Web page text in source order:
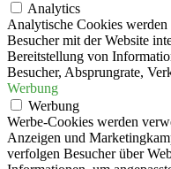
Analytics
Analytische Cookies
Besucher mit der Website
Bereitstellung von
Besucher, Absprungrate,
Werbung
Werbung
Werbe-Cookies werden
Anzeigen und
verfolgen Besucher über